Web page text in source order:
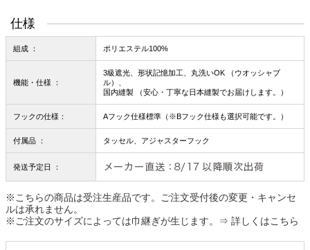
仕様
組成 ： ポリエステル100%
機能・仕様 ：
3級遮光、形状記憶加工、丸洗いOK （ウオッシャブ
ル）、
国内縫製 （安心・丁寧な日本縫製でお届けします。）
フックの仕様： Aフック仕様標準（※Bフック仕様も選択可能です。）
付属品 ： タッセル、アジャスターフック
発送予定日 ：
※こちらの商品は受注生産品です。ご注文受付後の変更・キャンセ
ルは承れません。
※ご注文のサイズによっては巾継ぎが生じます。
⇒ 詳しくはこちら